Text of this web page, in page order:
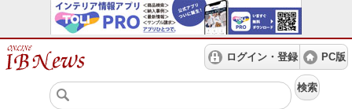
ログイン・登録 PC版
検索